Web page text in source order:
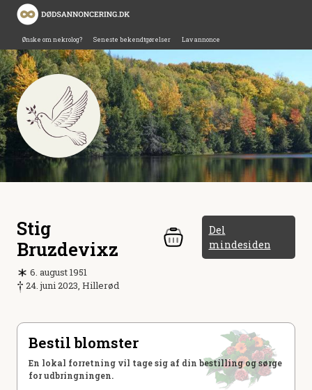
Ønske om nekrolog? Seneste bekendtgørelser Lav annonce
Stig
Bruzdevixz
Del
mindesiden
6. august 1951
24. juni 2023, Hillerød
Bestil blomster
En lokal forretning vil tage sig af din bestilling og sørge
for udbringningen.